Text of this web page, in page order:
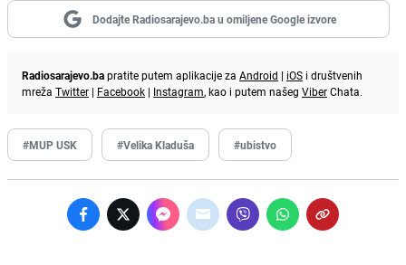
Dodajte Radiosarajevo.ba u omiljene Google izvore
Radiosarajevo.bapratite putem aplikacije za Android | iOS i društvenih
mreža Twitter | Facebook | Instagram, kao i putem našeg ViberChata.
#MUP USK #Velika Kladuša #ubistvo